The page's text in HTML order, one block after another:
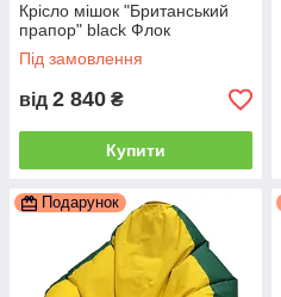
Крісло мішок "Британський
прапор" black Флок
Під замовлення
від 2 840 ₴
Купити
Подарунок